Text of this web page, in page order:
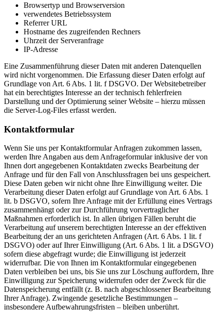
Browsertyp und Browserversion
verwendetes Betriebssystem
Referrer URL
Hostname des zugreifenden Rechners
Uhrzeit der Serveranfrage
IP-Adresse
Eine Zusammenführung dieser Daten mit anderen Datenquellen
wird nicht vorgenommen. Die Erfassung dieser Daten erfolgt auf
Grundlage von Art. 6 Abs. 1 lit. f DSGVO. Der Websitebetreiber
hat ein berechtigtes Interesse an der technisch fehlerfreien
Darstellung und der Optimierung seiner Website – hierzu müssen
die Server-Log-Files erfasst werden.
Kontaktformular
Wenn Sie uns per Kontaktformular Anfragen zukommen lassen,
werden Ihre Angaben aus dem Anfrageformular inklusive der von
Ihnen dort angegebenen Kontaktdaten zwecks Bearbeitung der
Anfrage und für den Fall von Anschlussfragen bei uns gespeichert.
Diese Daten geben wir nicht ohne Ihre Einwilligung weiter. Die
Verarbeitung dieser Daten erfolgt auf Grundlage von Art. 6 Abs. 1
lit. b DSGVO, sofern Ihre Anfrage mit der Erfüllung eines Vertrags
zusammenhängt oder zur Durchführung vorvertraglicher
Maßnahmen erforderlich ist. In allen übrigen Fällen beruht die
Verarbeitung auf unserem berechtigten Interesse an der effektiven
Bearbeitung der an uns gerichteten Anfragen (Art. 6 Abs. 1 lit. f
DSGVO) oder auf Ihrer Einwilligung (Art. 6 Abs. 1 lit. a DSGVO)
sofern diese abgefragt wurde; die Einwilligung ist jederzeit
widerrufbar. Die von Ihnen im Kontaktformular eingegebenen
Daten verbleiben bei uns, bis Sie uns zur Löschung auffordern, Ihre
Einwilligung zur Speicherung widerrufen oder der Zweck für die
Datenspeicherung entfällt (z. B. nach abgeschlossener Bearbeitung
Ihrer Anfrage). Zwingende gesetzliche Bestimmungen –
insbesondere Aufbewahrungsfristen – bleiben unberührt.